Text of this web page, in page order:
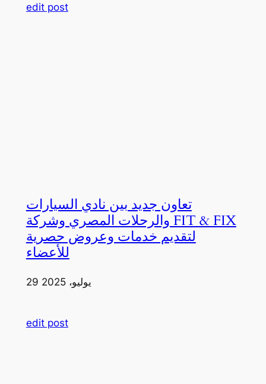
edit post
تعاون جديد بين نادي السيارات
والرحلات المصري وشركة FIT & FIX
لتقديم خدمات وعروض حصرية
للأعضاء
29 يوليو، 2025
edit post